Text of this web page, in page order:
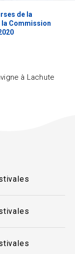
de la
la Commission
à Lachute